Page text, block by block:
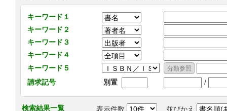
キーワード１
キーワード２
キーワード３
キーワード４
キーワード５
請求記号
別置 /
検索結果一覧 表示件数 並びかえ